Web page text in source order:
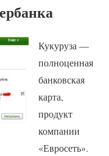
Кукуруза —
полноценная
банковская
карта,
продукт
компании
«Евросеть».